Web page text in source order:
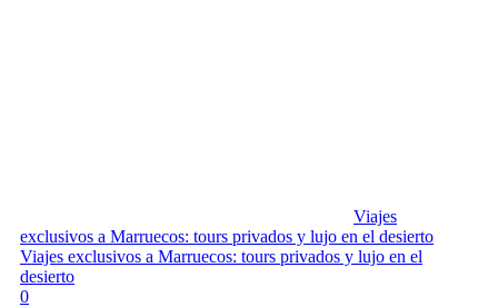
Viajes
exclusivos a Marruecos: tours privados y lujo en el desierto
Viajes exclusivos a Marruecos: tours privados y lujo en el
desierto
0